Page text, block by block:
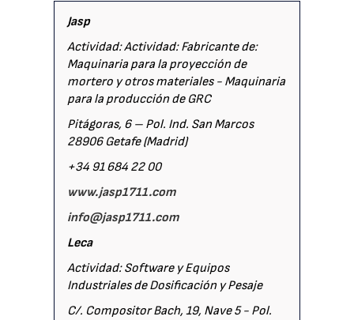
Jasp
Actividad: Actividad: Fabricante de:
Maquinaria para la proyección de
mortero y otros materiales - Maquinaria
para la producción de GRC
Pitágoras, 6 – Pol. Ind. San Marcos
28906 Getafe (Madrid)
+34 91 684 22 00
www.jasp1711.com
info@jasp1711.com
Leca
Actividad: Software y Equipos
Industriales de Dosificación y Pesaje
C/. Compositor Bach, 19, Nave 5 - Pol.